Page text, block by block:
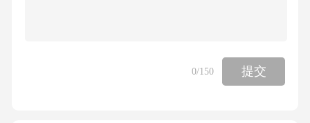
微隐患也必须记录并整改，否则可能引发严重
事故。7.应急预案演练结果必须记录备案，以评
0/150 提交